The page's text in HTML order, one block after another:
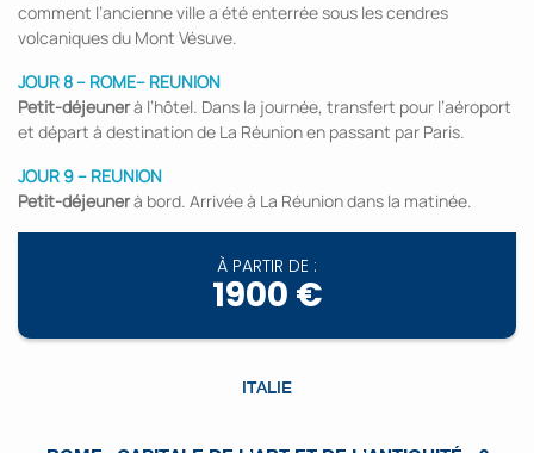
comment l’ancienne ville a été enterrée sous les cendres
volcaniques du Mont Vésuve.
JOUR 8 – ROME– REUNION
Petit-déjeunerà l’hôtel. Dans la journée, transfert pour l’aéroport
et départ à destination de La Réunion en passant par Paris.
JOUR 9 – REUNION
Petit-déjeunerà bord. Arrivée à La Réunion dans la matinée.
À PARTIR DE :
1900 €
ITALIE